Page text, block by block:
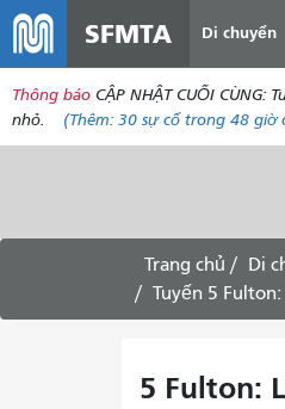
SFMTA Di chuyển
Thông báo CẬP NHẬT CUỐI
nhỏ.
(Thêm: 30 sự cố trong 48 giờ
Trang chủ Di
Tuyến 5
5 Fulton: